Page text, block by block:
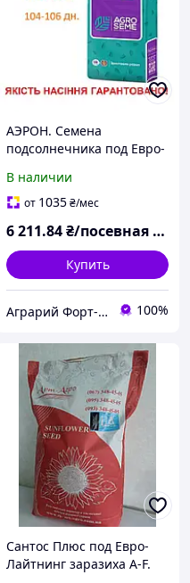
АЭРОН. Семена
подсолнечника под Евро-
Экстра Плюс
В наличии
от 1035₴/мес
6 211.84₴/посевная единица
Купить
Аграрий Форт- СЗР, семена, удобрения - все для Агрария 100%
Сантос Плюс под Евро-
Лайтнинг заразиха A-F.